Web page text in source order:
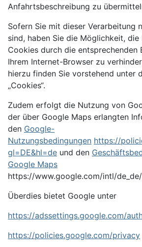
Anfahrtsbeschreibung zu
Sofern Sie mit dieser Verarbeitung
sind, haben Sie die Möglichkeit,
Cookies durch die entsprechenden
Ihrem Internet-Browser zu
hierzu finden Sie vorstehend unter
„Cookies“.
Zudem erfolgt die Nutzung von
der über Google Maps erlangten
den Google-
Nutzungsbedingungen https://
gl=DE&hl=de und den
Google Maps
https://www.google.com/intl/
Überdies bietet Google unter
https://adssettings.google.com/
https://policies.google.com/privacy